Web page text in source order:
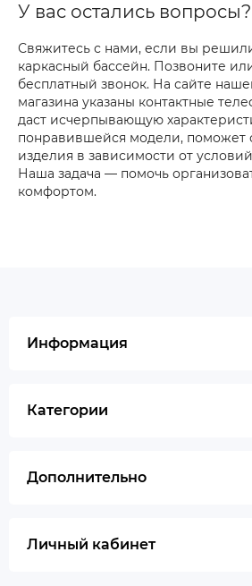
У вас остались вопросы?
Свяжитесь с нами, если вы
каркасный бассейн. Позвоните
бесплатный звонок. На сайте
магазина указаны контактные
даст исчерпывающую
понравившейся модели, поможет
изделия в зависимости от
Наша задача — помочь
комфортом.
Информация
Категории
Дополнительно
Личный кабинет